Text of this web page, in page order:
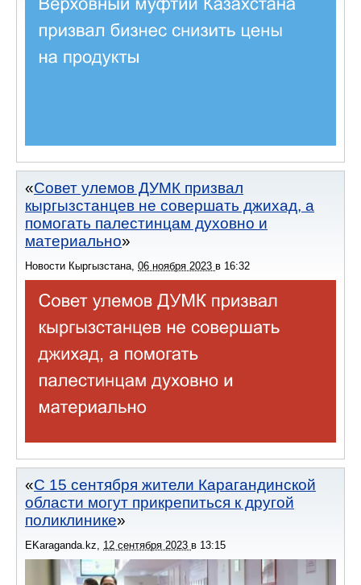
Совет улемов ДУМК призвал
кыргызстанцев не совершать джихад, а
помогать палестинцам духовно и
материально
Новости Кыргызстана 06 ноября 2023 в 16:32
С 15 сентября жители Карагандинской
области могут прикрепиться к другой
поликлинике
EKaraganda.kz 12 сентября 2023 в 13:15